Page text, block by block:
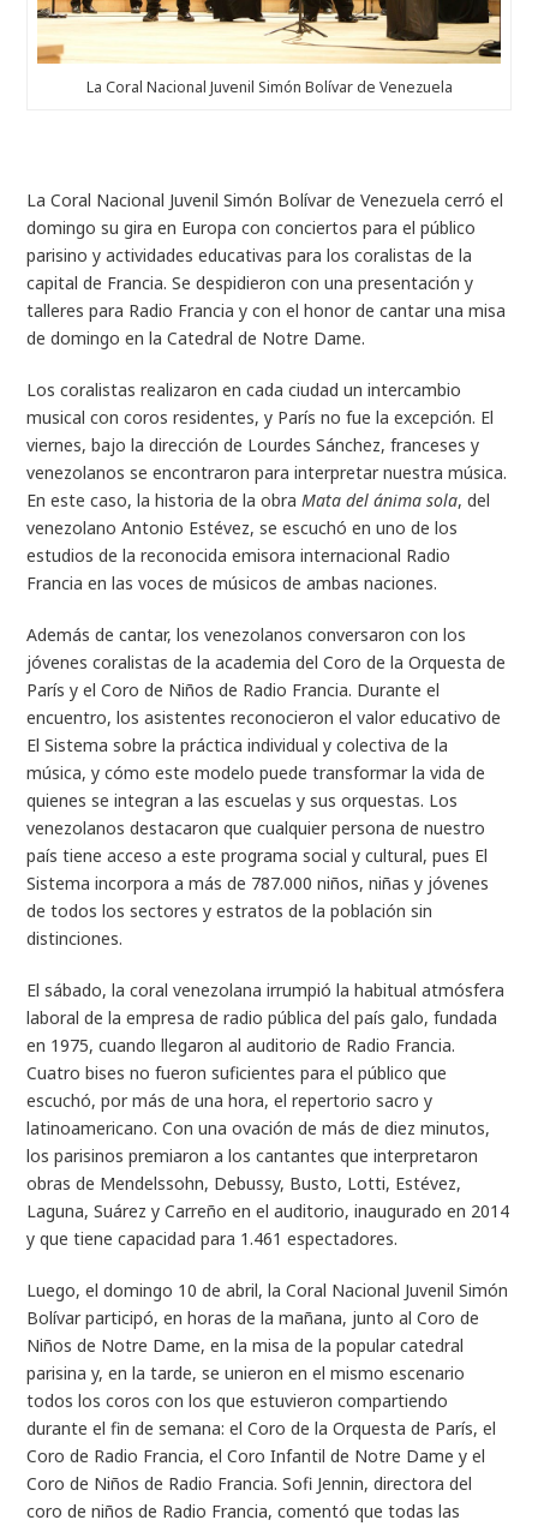
La Coral Nacional Juvenil Simón Bolívar de Venezuela
La Coral Nacional Juvenil Simón Bolívar de Venezuela cerró el
domingo su gira en Europa con conciertos para el público
parisino y actividades educativas para los coralistas de la
capital de Francia. Se despidieron con una presentación y
talleres para Radio Francia y con el honor de cantar una misa
de domingo en la Catedral de Notre Dame.
Los coralistas realizaron en cada ciudad un intercambio
musical con coros residentes, y París no fue la excepción. El
viernes, bajo la dirección de Lourdes Sánchez, franceses y
venezolanos se encontraron para interpretar nuestra música.
En este caso, la historia de la obraMata del ánima sola, del
venezolano Antonio Estévez, se escuchó en uno de los
estudios de la reconocida emisora internacional Radio
Francia en las voces de músicos de ambas naciones.
Además de cantar, los venezolanos conversaron con los
jóvenes coralistas de la academia del Coro de la Orquesta de
París y el Coro de Niños de Radio Francia. Durante el
encuentro, los asistentes reconocieron el valor educativo de
El Sistema sobre la práctica individual y colectiva de la
música, y cómo este modelo puede transformar la vida de
quienes se integran a las escuelas y sus orquestas. Los
venezolanos destacaron que cualquier persona de nuestro
país tiene acceso a este programa social y cultural, pues El
Sistema incorpora a más de 787.000 niños, niñas y jóvenes
de todos los sectores y estratos de la población sin
distinciones.
El sábado, la coral venezolana irrumpió la habitual atmósfera
laboral de la empresa de radio pública del país galo, fundada
en 1975, cuando llegaron al auditorio de Radio Francia.
Cuatro bises no fueron suficientes para el público que
escuchó, por más de una hora, el repertorio sacro y
latinoamericano. Con una ovación de más de diez minutos,
los parisinos premiaron a los cantantes que interpretaron
obras de Mendelssohn, Debussy, Busto, Lotti, Estévez,
Laguna, Suárez y Carreño en el auditorio, inaugurado en 2014
y que tiene capacidad para 1.461 espectadores.
Luego, el domingo 10 de abril, la Coral Nacional Juvenil Simón
Bolívar participó, en horas de la mañana, junto al Coro de
Niños de Notre Dame, en la misa de la popular catedral
parisina y, en la tarde, se unieron en el mismo escenario
todos los coros con los que estuvieron compartiendo
durante el fin de semana: el Coro de la Orquesta de París, el
Coro de Radio Francia, el Coro Infantil de Notre Dame y el
Coro de Niños de Radio Francia. Sofi Jennin, directora del
coro de niños de Radio Francia, comentó que todas las